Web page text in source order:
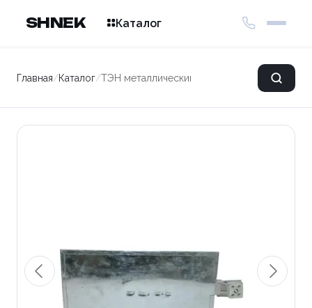
SHNEK Каталог
Главная/Каталог/ТЭН металлический (плоский) 300*150